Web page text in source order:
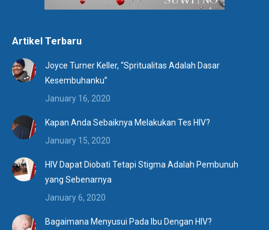
Artikel Terbaru
Joyce Turner Keller, “Spritualitas Adalah Dasar
Kesembuhanku”
January 16, 2020
Kapan Anda Sebaiknya Melakukan Tes HIV?
January 15, 2020
HIV Dapat Diobati Tetapi Stigma Adalah Pembunuh
yang Sebenarnya
January 6, 2020
Bagaimana Menyusui Pada Ibu Dengan HIV?